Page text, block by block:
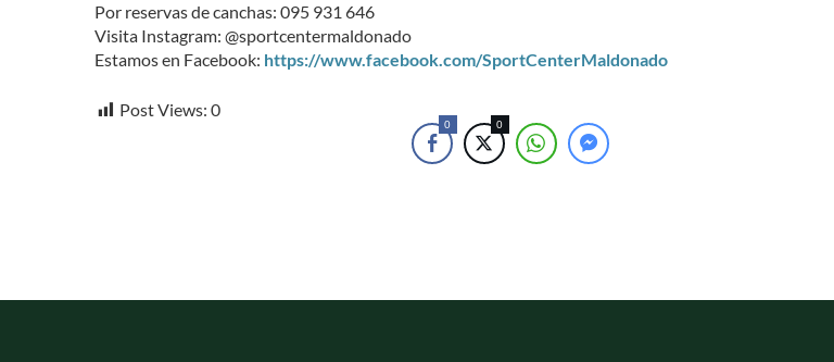
Por reservas de canchas: 095 931 646
Visita Instagram: @sportcentermaldonado
Estamos en Facebook: https://www.facebook.com/SportCenterMaldonado
Post Views: 0
0 0